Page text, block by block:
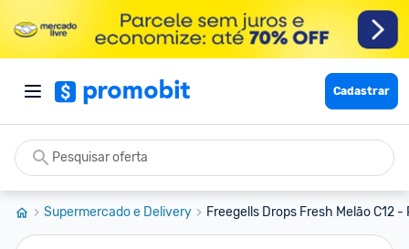
Cadastrar
Supermercado e Delivery Freegells Drops Fresh Melão C12 -